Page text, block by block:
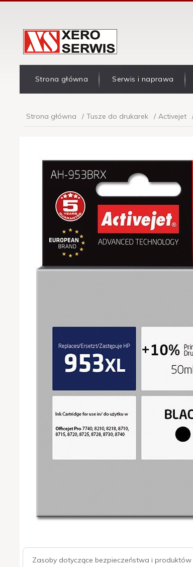
Strona główna Serwis i naprawa
Strona główna Tusze do drukarek Activejet
Zasoby dotyczące bezpieczeństwa i produktów